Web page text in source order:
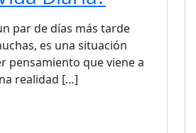
par de días más tarde
es una situación
pensamiento que viene a
realidad […]